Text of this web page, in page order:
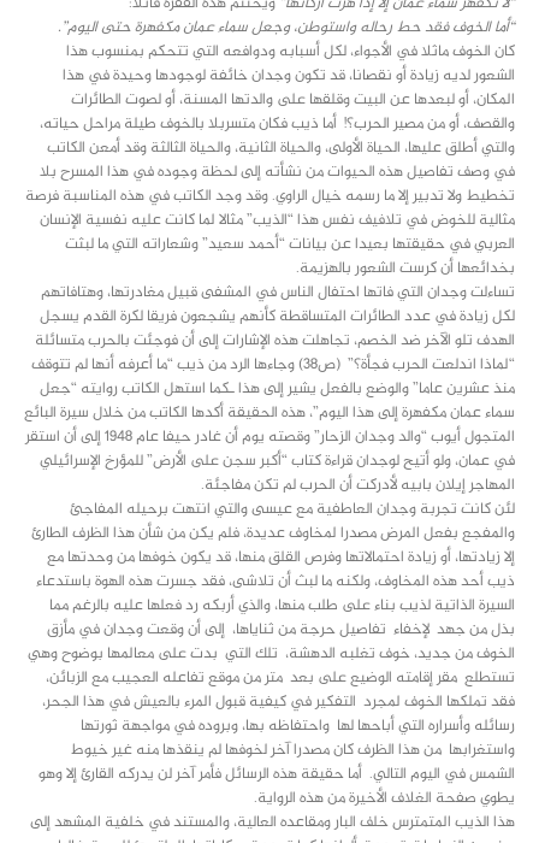
“أما الخوف فقد حط رحاله واستوطن، وجعل سماء عمان مكفهرة حتى اليوم”.
كان الخوف ماثلا في الأجواء، لكل أسبابه ودوافعه التي تتحكم بمنسوب هذا
الشعور لديه زيادة أو نقصانا، قد تكون وجدان خائفة لوجودها وحيدة في هذا
المكان، أو لبعدها عن البيت وقلقها على والدتها المسنة، أو لصوت الطائرات
والقصف، أو من مصير الحرب؟! أما ذيب فكان متسربلا بالخوف طيلة مراحل حياته،
والتي أطلق عليها، الحياة الأولى، والحياة الثانية، والحياة الثالثة وقد أمعن الكاتب
في وصف تفاصيل هذه الحيوات من نشأته إلى لحظة وجوده في هذا المسرح بلا
تخطيط ولا تدبير إلا ما رسمه خيال الراوي. وقد وجد الكاتب في هذه المناسبة فرصة
مثالية للخوض في تلافيف نفس هذا “الذيب” مثالا لما كانت عليه نفسية الإنسان
العربي في حقيقتها بعيدا عن بيانات “أحمد سعيد” وشعاراته التي ما لبثت
بخدائعها أن كرست الشعور بالهزيمة.
تساءلت وجدان التي فاتها احتفال الناس في المشفى قبيل مغادرتها، وهتافاتهم
لكل زيادة في عدد الطائرات المتساقطة كأنهم يشجعون فريقا لكرة القدم يسجل
الهدف تلو الآخر ضد الخصم، تجاهلت هذه الإشارات إلى أن فوجئت بالحرب متسائلة
“لماذا اندلعت الحرب فجأة؟” (ص38) وجاءها الرد من ذيب “ما أعرفه أنها لم تتوقف
منذ عشرين عاما” والوضع بالفعل يشير إلى هذا ـكما استهل الكاتب روايته “جعل
سماء عمان مكفهرة إلى هذا اليوم”، هذه الحقيقة أكدها الكاتب من خلال سيرة البائع
المتجول أيوب “والد وجدان الزحار” وقصته يوم أن غادر حيفا عام 1948 إلى أن استقر
في عمان، ولو أتيح لوجدان قراءة كتاب “أكبر سجن على الأرض” للمؤرخ الإسرائيلي
المهاجر إيلان بابيه لأدركت أن الحرب لم تكن مفاجئة.
لئن كانت تجربة وجدان العاطفية مع عيسى والتي انتهت برحيله المفاجئ
والمفجع بفعل المرض مصدرا لمخاوف عديدة، فلم يكن من شأن هذا الظرف الطارئ
إلا زيادتها، أو زيادة احتمالاتها وفرص القلق منها، قد يكون خوفها من وحدتها مع
ذيب أحد هذه المخاوف، ولكنه ما لبث أن تلاشى، فقد جسرت هذه الهوة باستدعاء
السيرة الذاتية لذيب بناء على طلب منها، والذي أربكه رد فعلها عليه بالرغم مما
بذل من جهد لإخفاء تفاصيل حرجة من ثناياها، إلى أن وقعت وجدان في مأزق
الخوف من جديد، خوف تغلبه الدهشة، تلك التي بدت على معالمها بوضوح وهي
تستطلع مقر إقامته الوضيع على بعد متر من موقع تفاعله العجيب مع الزبائن،
فقد تملكها الخوف لمجرد التفكير في كيفية قبول المرء بالعيش في هذا الجحر،
رسائله وأسراره التي أباحها لها واحتفاظه بها، وبروده في مواجهة ثورتها
واستغرابها من هذا الظرف كان مصدرا آخر لخوفها لم ينقذها منه غير خيوط
الشمس في اليوم التالي. أما حقيقة هذه الرسائل فأمر آخر لن يدركه القارئ إلا وهو
يطوي صفحة الغلاف الأخيرة من هذه الرواية.
هذا الذيب المتمترس خلف البار ومقاعده العالية، والمستند في خلفية المشهد إلى